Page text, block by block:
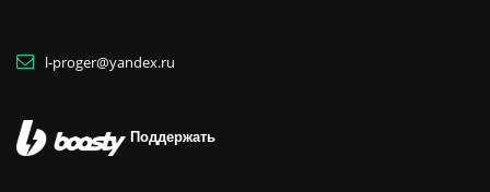
l-proger@yandex.ru
Поддержать